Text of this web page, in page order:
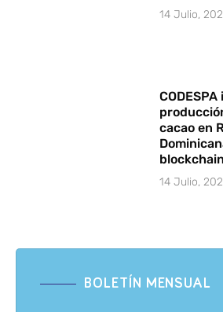
14 Julio,
cacao en
blockchain
14 Julio,
BOLETÍN MENSUAL